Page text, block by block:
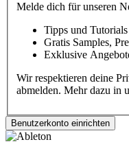
Melde dich für unseren
Tipps und
Gratis Samples,
Exklusive
Wir respektieren deine
abmelden. Mehr dazu in